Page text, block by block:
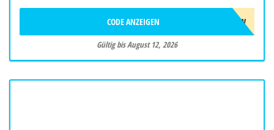
AUG26SW
CODE ANZEIGEN
Gültig bis August 12, 2026